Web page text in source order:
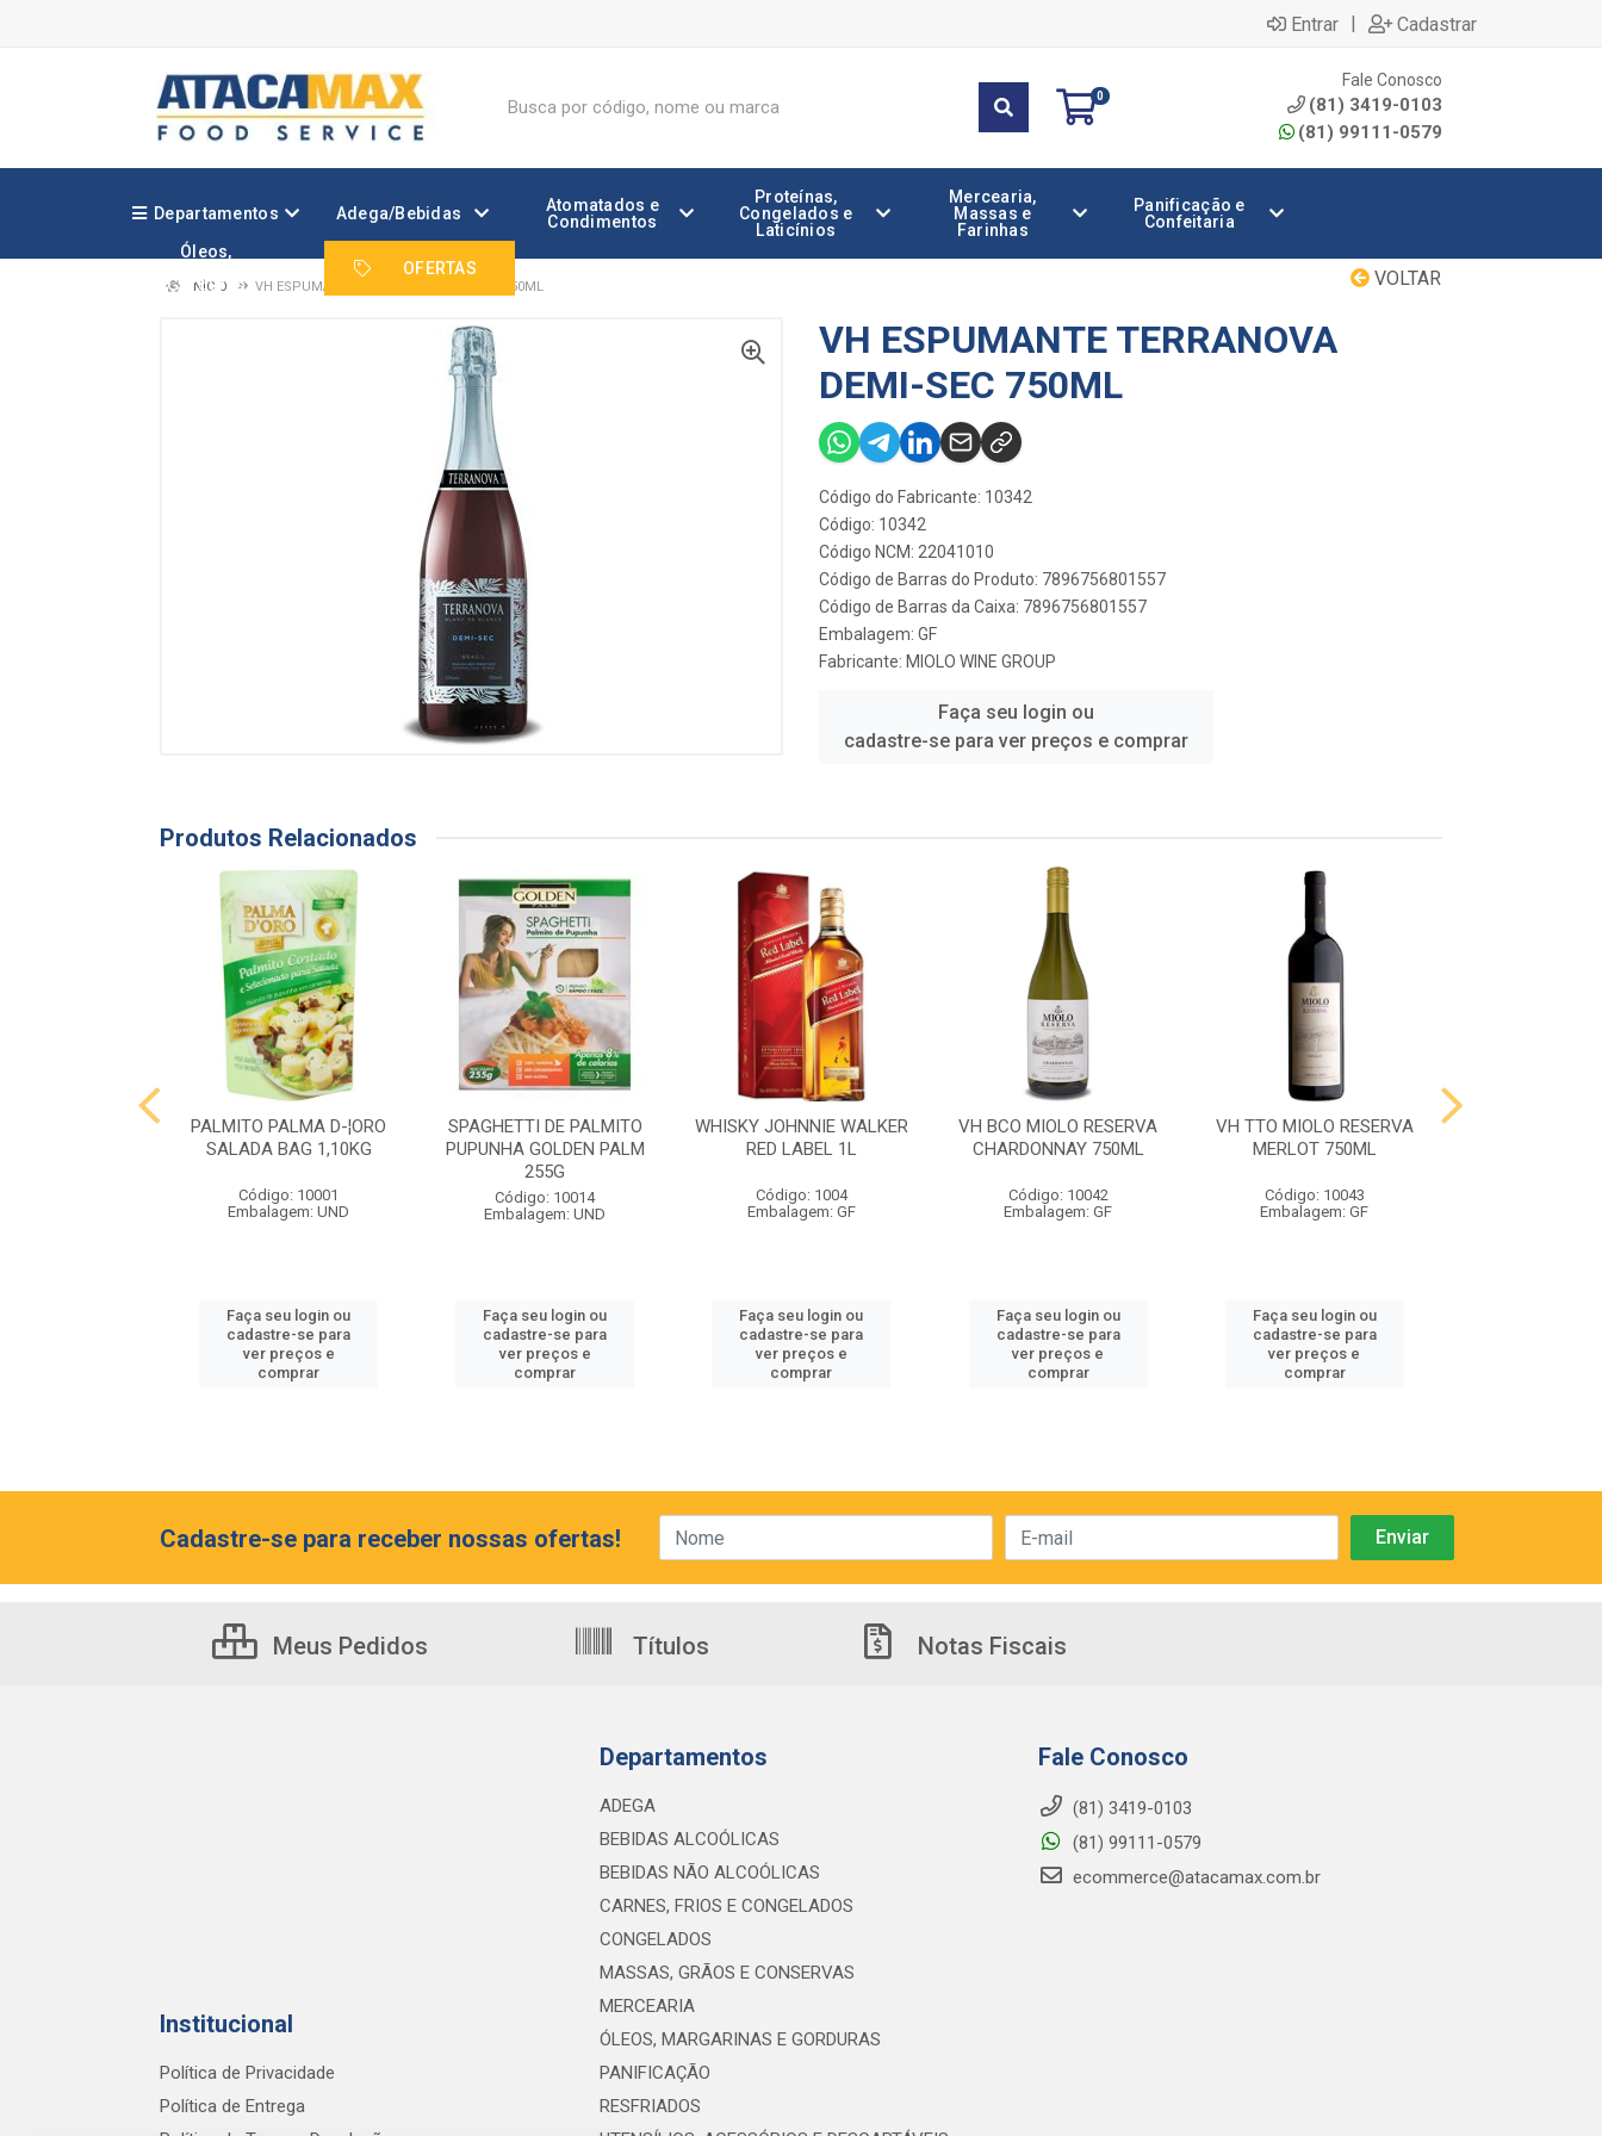
Entrar | Cadastrar
0
Fale Conosco
(81) 3419-0103
(81) 99111-0579
Departamentos Adega/Bebidas
Atomatados e
Condimentos
Proteínas,
Congelados e
Laticínios
Mercearia,
Massas e
Farinhas
Panificação e
Confeitaria
Óleos,
Gorduras
OFERTAS VOLTAR
INÍCIO VH ESPUMANTE TERRANOVA DEMI-SEC 750ML
VH ESPUMANTE TERRANOVA
DEMI-SEC 750ML
Código do Fabricante: 10342
Código: 10342
Código NCM: 22041010
Código de Barras do Produto: 7896756801557
Código de Barras da Caixa: 7896756801557
Embalagem: GF
Fabricante: MIOLO WINE GROUP
Faça seu login ou
cadastre-se para ver preços e comprar
Produtos Relacionados
PALMITO PALMA D-¦ORO
SALADA BAG 1,10KG
Código: 10001
Embalagem: UND
Faça seu login ou
cadastre-se para
ver preços e
comprar
SPAGHETTI DE PALMITO
PUPUNHA GOLDEN PALM
255G
Código: 10014
Embalagem: UND
Faça seu login ou
cadastre-se para
ver preços e
comprar
WHISKY JOHNNIE WALKER
RED LABEL 1L
Código: 1004
Embalagem: GF
Faça seu login ou
cadastre-se para
ver preços e
comprar
VH BCO MIOLO RESERVA
CHARDONNAY 750ML
Código: 10042
Embalagem: GF
Faça seu login ou
cadastre-se para
ver preços e
comprar
VH TTO MIOLO RESERVA
MERLOT 750ML
Código: 10043
Embalagem: GF
Faça seu login ou
cadastre-se para
ver preços e
comprar
Cadastre-se para receber nossas ofertas!
Meus Pedidos Títulos Notas Fiscais
Institucional
Política de Privacidade
Política de Entrega
Departamentos
ADEGA
BEBIDAS ALCOÓLICAS
BEBIDAS NÃO ALCOÓLICAS
CARNES, FRIOS E CONGELADOS
CONGELADOS
MASSAS, GRÃOS E CONSERVAS
MERCEARIA
ÓLEOS, MARGARINAS E GORDURAS
PANIFICAÇÃO
RESFRIADOS
Fale Conosco
(81) 3419-0103
(81) 99111-0579
ecommerce@atacamax.com.br